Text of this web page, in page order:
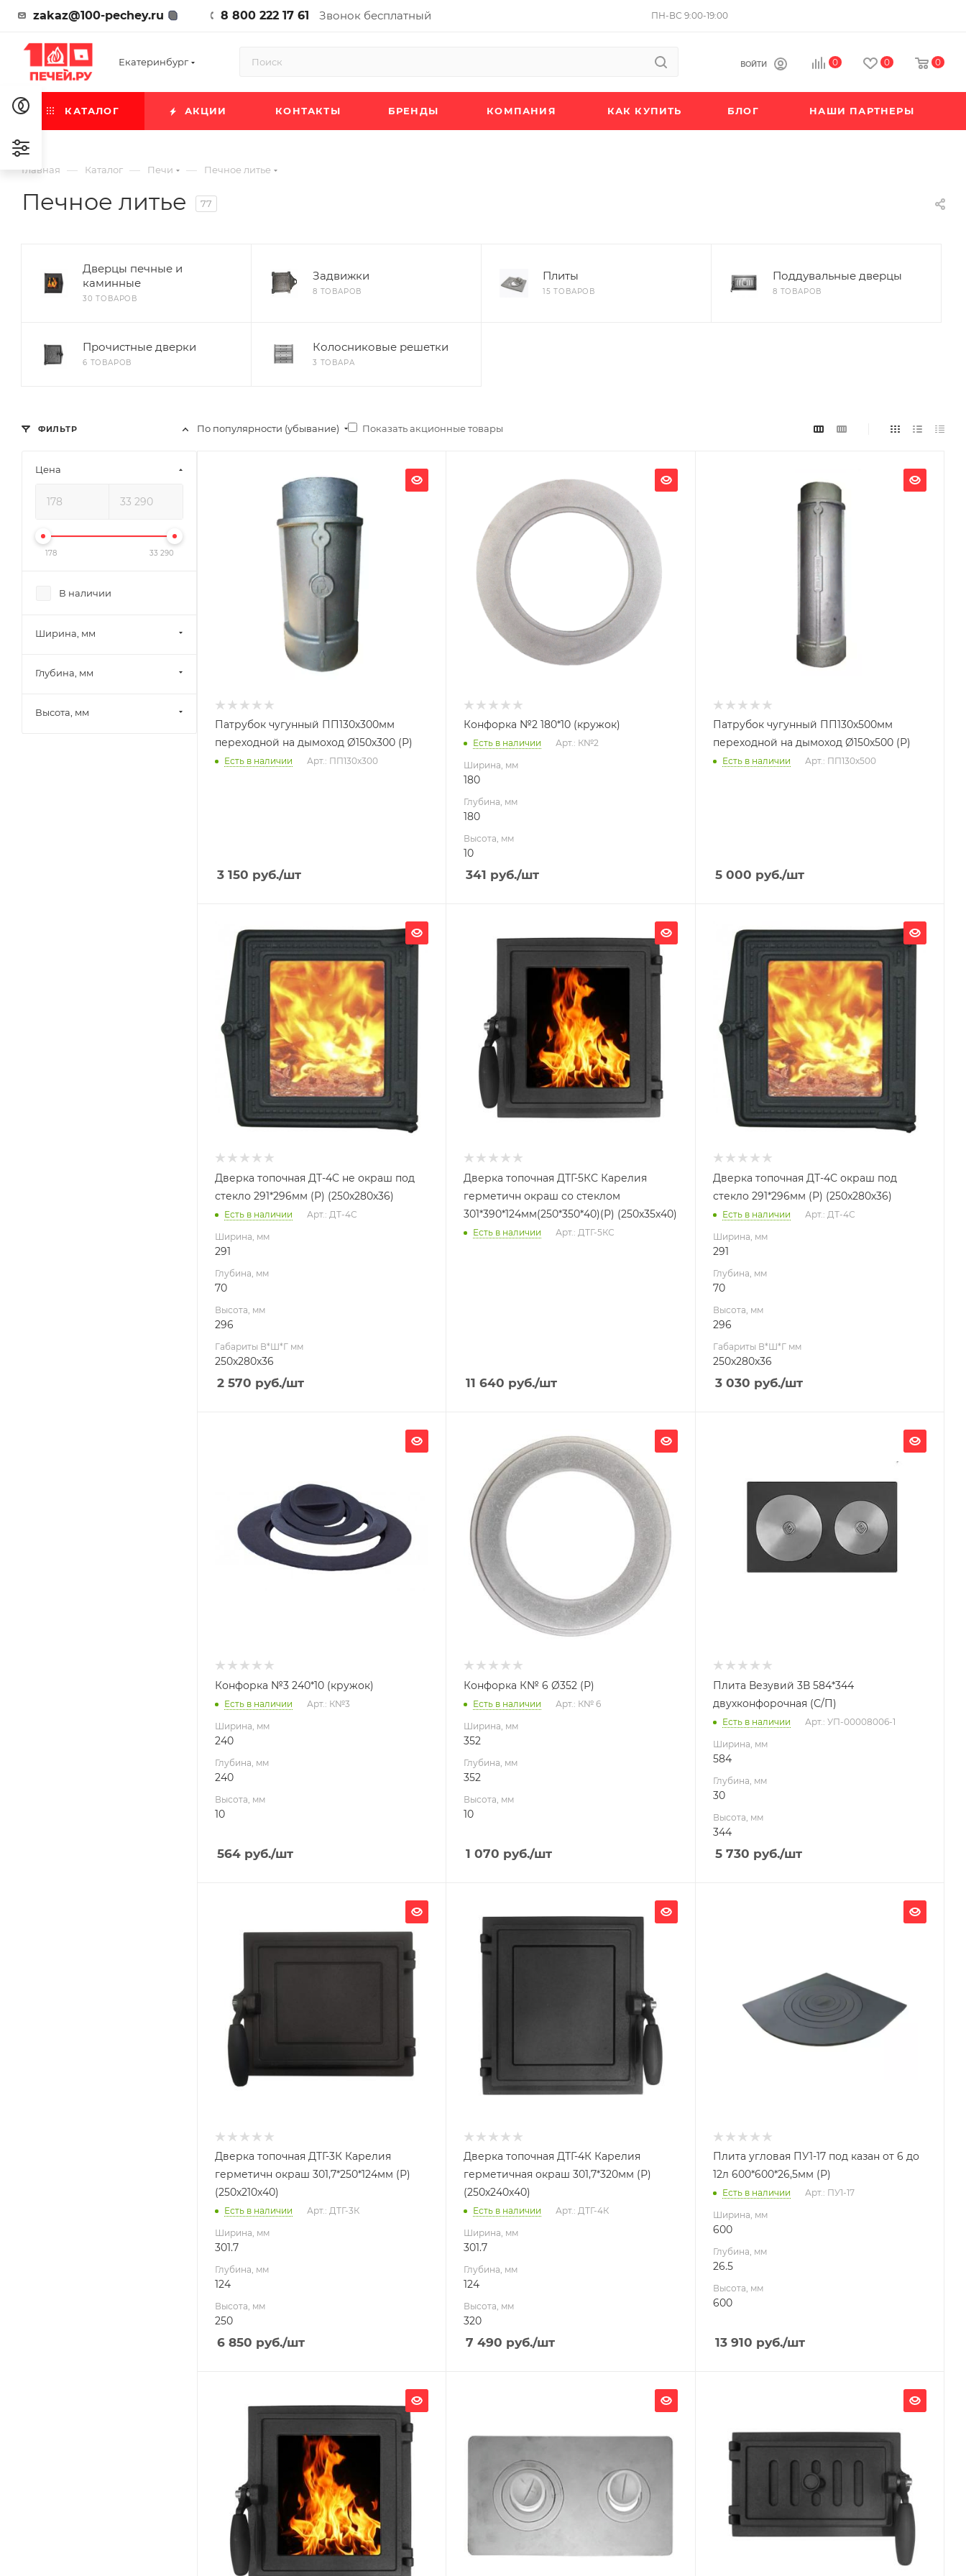
zakaz@100-pechey.ru 8 800 222 17 61 Звонок бесплатный ПН-ВС 9:00-19:00
Екатеринбург ВОЙТИ 0 0 0
КАТАЛОГ АКЦИИ КОНТАКТЫ БРЕНДЫ КОМПАНИЯ КАК КУПИТЬ БЛОГ НАШИ ПАРТНЕРЫ
Главная — Каталог — Печи — Печное литье
Печное литье 77
Дверцы печные и
каминные
30 ТОВАРОВ
Задвижки
8 ТОВАРОВ
Плиты
15 ТОВАРОВ
Поддувальные дверцы
8 ТОВАРОВ
Прочистные дверки
6 ТОВАРОВ
Колосниковые решетки
3 ТОВАРА
По популярности (убывание) Показать акционные товары
Патрубок чугунный ПП130х300мм
переходной на дымоход Ø150х300 (Р)
Есть в наличии Арт.: ПП130х300
3 150 руб./шт
Глубина, мм
Высота, мм
Конфорка №2 180*10 (кружок)
Есть в наличии Арт.: К№2
Ширина, мм
180
Глубина, мм
180
Высота, мм
10
341 руб./шт
Патрубок чугунный ПП130х500мм
переходной на дымоход Ø150х500 (Р)
Есть в наличии Арт.: ПП130х500
5 000 руб./шт
Ширина, мм
Глубина, мм
Высота, мм
296
Габариты В*Ш*Г мм
250x280x36
Дверка топочная ДТ-4С не окраш под
стекло 291*296мм (Р) (250х280х36)
Есть в наличии Арт.: ДТ-4С
Ширина, мм
291
Глубина, мм
70
Высота, мм
296
Габариты В*Ш*Г мм
250x280x36
2 570 руб./шт
Дверка топочная ДТГ-5КС Карелия
герметичн окраш со стеклом
301*390*124мм(250*350*40)(Р) (250х35х40)
Есть в наличии Арт.: ДТГ-5КС
11 640 руб./шт
Ширина, мм
Глубина, мм
Высота, мм
296
Габариты В*Ш*Г мм
250x280x36
Дверка топочная ДТ-4С окраш под
стекло 291*296мм (Р) (250х280х36)
Есть в наличии Арт.: ДТ-4С
Ширина, мм
291
Глубина, мм
70
Высота, мм
296
Габариты В*Ш*Г мм
250x280x36
3 030 руб./шт
Высота, мм
Конфорка №3 240*10 (кружок)
Есть в наличии Арт.: К№3
Ширина, мм
240
Глубина, мм
240
Высота, мм
10
564 руб./шт
Глубина, мм
352
Высота, мм
10
Конфорка К№ 6 Ø352 (Р)
Есть в наличии Арт.: К№ 6
Ширина, мм
352
Глубина, мм
352
Высота, мм
10
1 070 руб./шт
Высота, мм
Плита Везувий 3В 584*344
двухконфорочная (С/П)
Есть в наличии Арт.: УП-00008006-1
Ширина, мм
584
Глубина, мм
30
Высота, мм
344
5 730 руб./шт
Дверка топочная ДТГ-3К Карелия
герметичн окраш 301,7*250*124мм (Р)
(250х210х40)
Есть в наличии Арт.: ДТГ-3К
Ширина, мм
301.7
Глубина, мм
124
Высота, мм
250
6 850 руб./шт
301.7
Глубина, мм
Дверка топочная ДТГ-4К Карелия
герметичная окраш 301,7*320мм (Р)
(250х240х40)
Есть в наличии Арт.: ДТГ-4К
Ширина, мм
301.7
Глубина, мм
124
Высота, мм
320
7 490 руб./шт
Плита угловая ПУ1-17 под казан от 6 до
12л 600*600*26,5мм (Р)
Есть в наличии Арт.: ПУ1-17
Ширина, мм
600
Глубина, мм
26.5
Высота, мм
600
13 910 руб./шт
Высота, мм
Глубина, мм
ФИЛЬТР
Цена
178 33 290
В наличии
Ширина, мм
Глубина, мм
Высота, мм